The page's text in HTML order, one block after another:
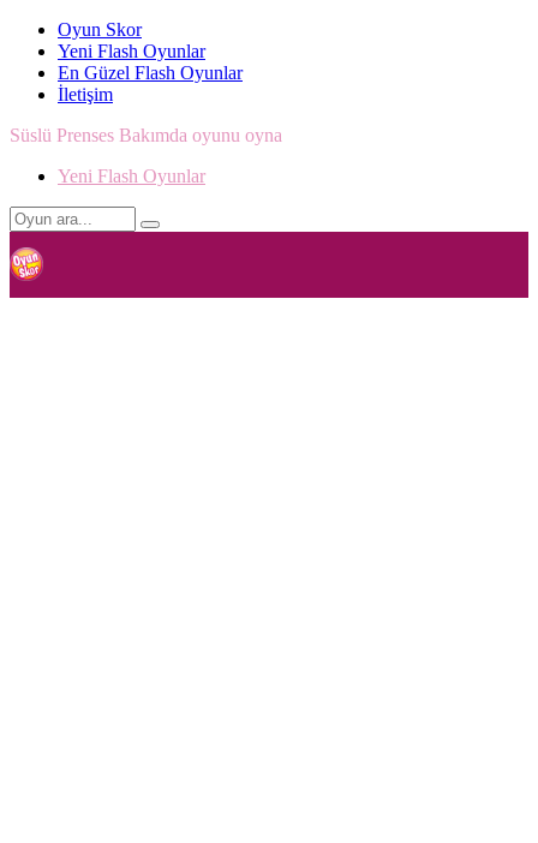
Oyun Skor
Yeni Flash Oyunlar
En Güzel Flash Oyunlar
İletişim
Süslü Prenses Bakımda oyunu oyna
Yeni Flash Oyunlar